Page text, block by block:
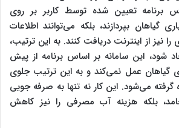
برنامه تعیین شده توسط کاربر بر روی
گیاهان بپردازند، بلکه می‌توانند اطلاعات
نیز از اینترنت دریافت کنند. به این ترتیب،
شود، این سامانه بر اساس برنامه از پیش
گیاهان عمل نمی‌کند و به این ترتیب جلوی
گرفته می‌شود. این کار نه تنها به صرفه جویی
بلکه هزینه آب مصرفی را نیز کاهش